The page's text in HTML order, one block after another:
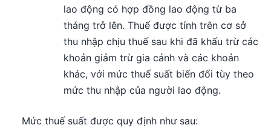
lao động có hợp đồng lao động từ ba
tháng trở lên. Thuế được tính trên cơ sở
thu nhập chịu thuế sau khi đã khấu trừ các
khoản giảm trừ gia cảnh và các khoản
khác, với mức thuế suất biến đổi tùy theo
mức thu nhập của người lao động.
Mức thuế suất được quy định như sau: